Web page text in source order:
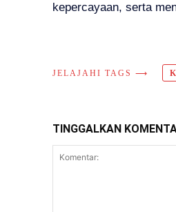
kepercayaan, serta
JELAJAHI TAGS ⟶
TINGGALKAN